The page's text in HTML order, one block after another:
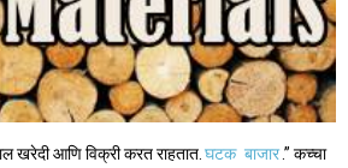
खरेदी आणि विक्री करत राहतात. घटक बाजार .” कच्चा